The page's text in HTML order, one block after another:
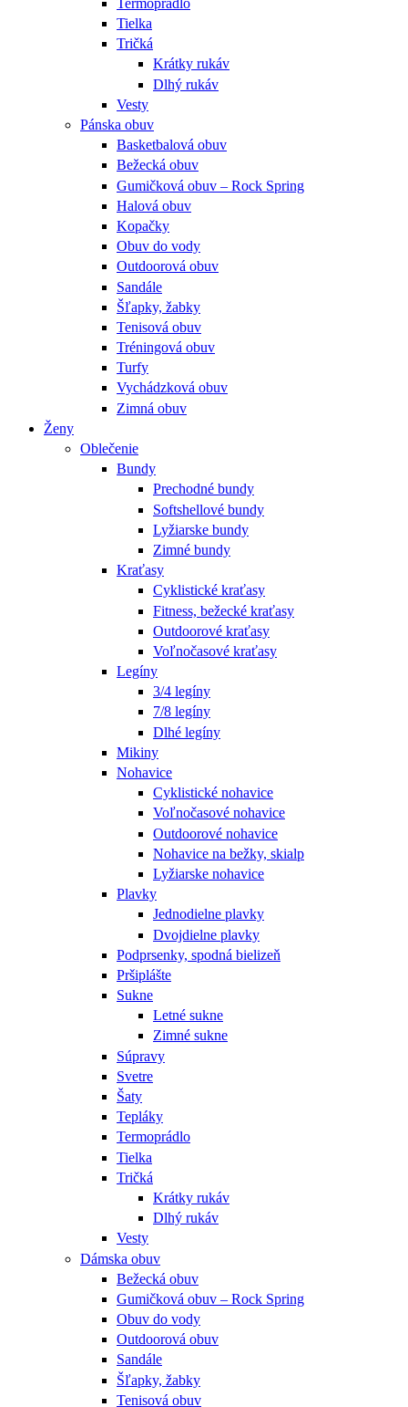
Tielka
Tričká
Krátky rukáv
Dlhý rukáv
Vesty
Pánska obuv
Basketbalová obuv
Bežecká obuv
Gumičková obuv – Rock Spring
Halová obuv
Kopačky
Obuv do vody
Outdoorová obuv
Sandále
Šľapky, žabky
Tenisová obuv
Tréningová obuv
Turfy
Vychádzková obuv
Zimná obuv
Ženy
Oblečenie
Bundy
Prechodné bundy
Softshellové bundy
Lyžiarske bundy
Zimné bundy
Kraťasy
Cyklistické kraťasy
Fitness, bežecké kraťasy
Outdoorové kraťasy
Voľnočasové kraťasy
Legíny
3/4 legíny
7/8 legíny
Dlhé legíny
Mikiny
Nohavice
Cyklistické nohavice
Voľnočasové nohavice
Outdoorové nohavice
Nohavice na bežky, skialp
Lyžiarske nohavice
Plavky
Jednodielne plavky
Dvojdielne plavky
Podprsenky, spodná bielizeň
Pršiplášte
Sukne
Letné sukne
Zimné sukne
Súpravy
Svetre
Šaty
Tepláky
Termoprádlo
Tielka
Tričká
Krátky rukáv
Dlhý rukáv
Vesty
Dámska obuv
Bežecká obuv
Gumičková obuv – Rock Spring
Obuv do vody
Outdoorová obuv
Sandále
Šľapky, žabky
Tenisová obuv